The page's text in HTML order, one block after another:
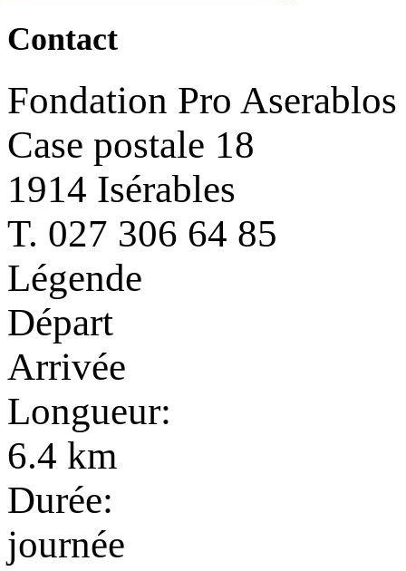
Contact
Fondation Pro Aserablos
Case postale 18
1914 Isérables
T. 027 306 64 85
Légende
Départ
Arrivée
Longueur:
6.4 km
Durée:
journée